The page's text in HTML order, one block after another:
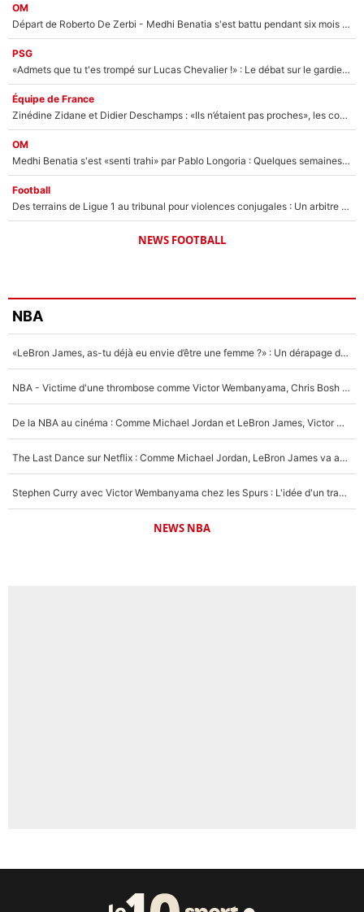
OM
Départ de Roberto De Zerbi - Medhi Benatia s'est battu pendant six mois pour le retenir à l'OM, le PSG a été le naufrage de trop : «Je pars avec toi»
PSG
«Admets que tu t'es trompé sur Lucas Chevalier !» : Le débat sur le gardien du PSG vire au clash à l'After Foot
Équipe de France
Zinédine Zidane et Didier Deschamps : «Ils n’étaient pas proches», les confidences d’un membre de l’équipe de France 1998 sur leur relation spéciale
OM
Medhi Benatia s'est «senti trahi» par Pablo Longoria : Quelques semaines après son départ, l'ancien directeur de football de l'OM règle ses comptes
Football
Des terrains de Ligue 1 au tribunal pour violences conjugales : Un arbitre français encourt une peine de 18 mois de prison !
NEWS FOOTBALL
NBA
«LeBron James, as-tu déjà eu envie d’être une femme ?» : Un dérapage de Donald Trump sur la superstar de la NBA refait surface
NBA - Victime d'une thrombose comme Victor Wembanyama, Chris Bosh prévient le Français des risques sur sa santé : «J’ai failli mourir sur le coup et j’ai été ramené à la vie»
De la NBA au cinéma : Comme Michael Jordan et LeBron James, Victor Wembanyama rêve d'une carrière d'acteur !
The Last Dance sur Netflix : Comme Michael Jordan, LeBron James va avoir le droit à sa série !
Stephen Curry avec Victor Wembanyama chez les Spurs : L'idée d'un trade historique est lancée en NBA !
NEWS NBA